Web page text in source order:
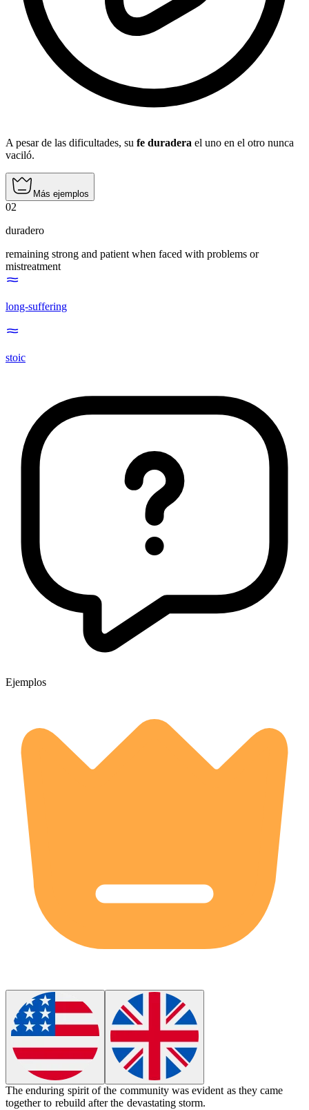
A pesar de las dificultades, su fe duradera el uno en el otro nunca
vaciló.
Más ejemplos
02
duradero
remaining strong and patient when faced with problems or
mistreatment
long-suffering
stoic
Ejemplos
The enduring spirit of the community was evident as they came
together to rebuild after the devastating storm.